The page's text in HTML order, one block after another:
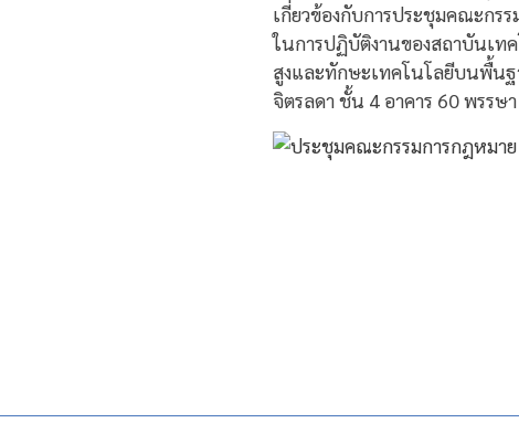
เกี่ยวข้องกับการประชุมคณะกร
ในการปฏิบัติงานของสถาบันเท
สูงและทักษะเทคโนโลยีบนพื้นฐ
จิตรลดา ชั้น 4 อาคาร 60 พรรษ